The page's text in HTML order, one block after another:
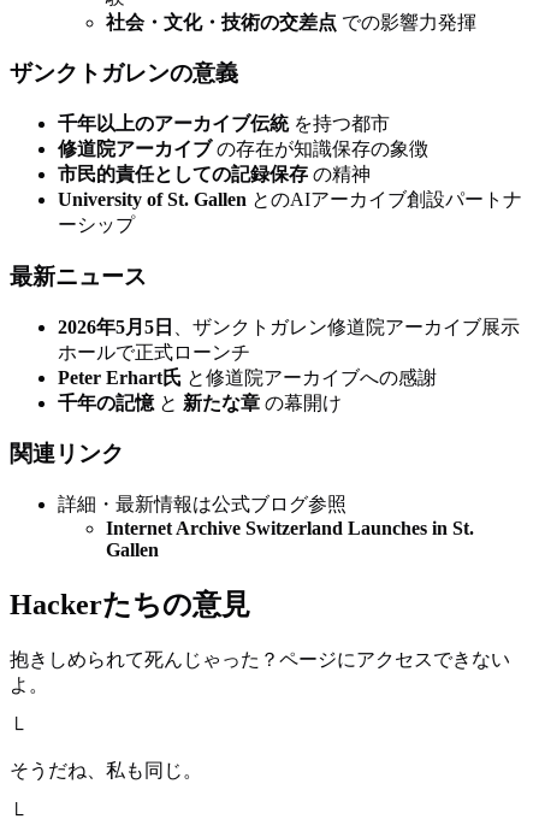
社会・文化・技術の交差点 での影響力発揮
ザンクトガレンの意義
千年以上のアーカイブ伝統を持つ都市
修道院アーカイブの存在が知識保存の象徴
市民的責任としての記録保存 の精神
University of St. Gallen とのAIアーカイブ創設パートナ
ーシップ
最新ニュース
2026年5月5日
、ザンクトガレン修道院アーカイブ展示
ホールで正式ローンチ
Peter Erhart氏 と修道院アーカイブへの感謝
千年の記憶と 新たな章 の幕開け
関連リンク
詳細・最新情報は公式ブログ参照
Internet Archive Switzerland Launches in St.
Gallen
Hackerたちの意見
抱きしめられて死んじゃった？ページにアクセスできない
よ。
└
そうだね、私も同じ。
└